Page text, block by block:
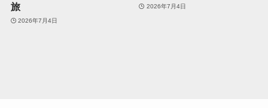
旅
2026年7月4日
2026年7月4日